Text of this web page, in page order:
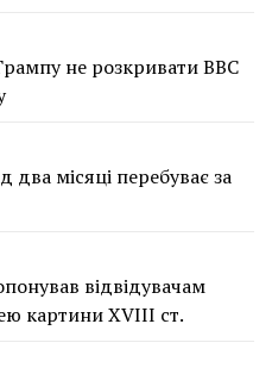
не розкривати BBC
місяці перебуває за
відвідувачам
картини XVIII ст.